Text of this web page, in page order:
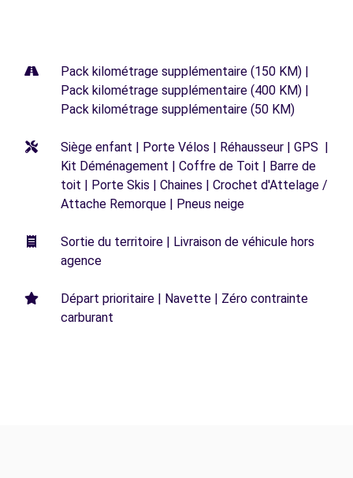
Pack kilométrage supplémentaire (150 KM) |
Pack kilométrage supplémentaire (400 KM) |
Pack kilométrage supplémentaire (50 KM)
Siège enfant | Porte Vélos | Réhausseur | GPS |
Kit Déménagement | Coffre de Toit | Barre de
toit | Porte Skis | Chaines | Crochet d'Attelage /
Attache Remorque | Pneus neige
Sortie du territoire | Livraison de véhicule hors
agence
Départ prioritaire | Navette | Zéro contrainte
carburant